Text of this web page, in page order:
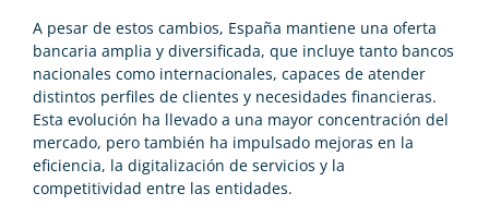
A pesar de estos cambios, España mantiene una oferta
bancaria amplia y diversificada, que incluye tanto bancos
nacionales como internacionales, capaces de atender
distintos perfiles de clientes y necesidades financieras.
Esta evolución ha llevado a una mayor concentración del
mercado, pero también ha impulsado mejoras en la
eficiencia, la digitalización de servicios y la
competitividad entre las entidades.